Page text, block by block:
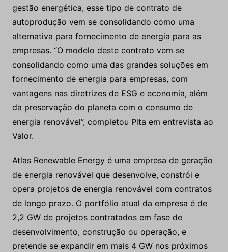
gestão energética, esse tipo de contrato de
autoprodução vem se consolidando como uma
alternativa para fornecimento de energia para as
empresas. “O modelo deste contrato vem se
consolidando como uma das grandes soluções em
fornecimento de energia para empresas, com
vantagens nas diretrizes de ESG e economia, além
da preservação do planeta com o consumo de
energia renovável”, completou Pita em entrevista ao
Valor.
Atlas Renewable Energy é uma empresa de geração
de energia renovável que desenvolve, constrói e
opera projetos de energia renovável com contratos
de longo prazo. O portfólio atual da empresa é de
2,2 GW de projetos contratados em fase de
desenvolvimento, construção ou operação, e
pretende se expandir em mais 4 GW nos próximos